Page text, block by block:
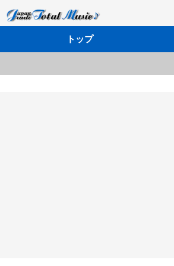
トップ